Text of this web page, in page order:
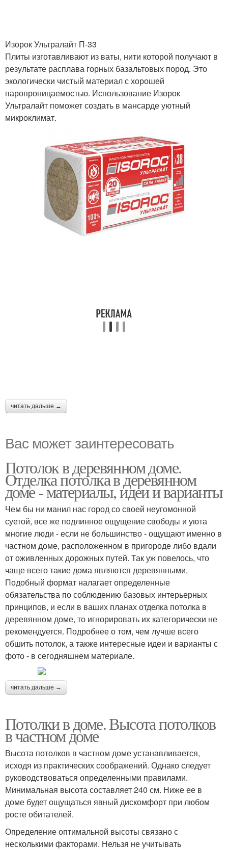
Изорок Ультралайт П-33
Плиты изготавливают из ваты, нити которой получают в
результате расплава горных базальтовых пород. Это
экологически чистый материал с хорошей
паропроницаемостью. Использование Изорок
Ультралайт поможет создать в мансарде уютный
микроклимат.
читать дальше →
Вас может заинтересовать
Потолок в деревянном доме.
Отделка потолка в деревянном
доме - материалы, идеи и варианты
Чем бы ни манил нас город со своей неугомонной
суетой, все же подлинное ощущение свободы и уюта
многие люди - если не большинство - ощущают именно в
частном доме, расположенном в пригороде либо вдали
от оживленных дорожных путей. Так уж повелось, что
чаще всего такие дома являются деревянными.
Подобный формат налагает определенные
обязательства по соблюдению базовых интерьерных
принципов, и если в ваших планах отделка потолка в
деревянном доме, то игнорировать их категорически не
рекомендуется. Подробнее о том, чем лучше всего
обшить потолок, а также интересные идеи и варианты с
фото - в сегодняшнем материале.
читать дальше →
Потолки в доме. Высота потолков
в частном доме
Высота потолков в частном доме устанавливается,
исходя из практических соображений. Однако следует
руководствоваться определенными правилами.
Минимальная высота составляет 240 см. Ниже ее в
доме будет ощущаться явный дискомфорт при любом
росте обитателей.
Определение оптимальной высоты связано с
несколькими факторами. Нельзя не учитывать